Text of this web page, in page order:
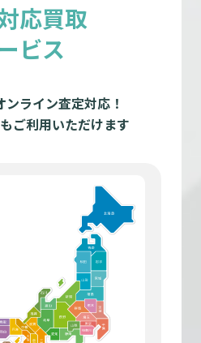
応買取
ビス
ライン査定対応！
ご利用いただけます